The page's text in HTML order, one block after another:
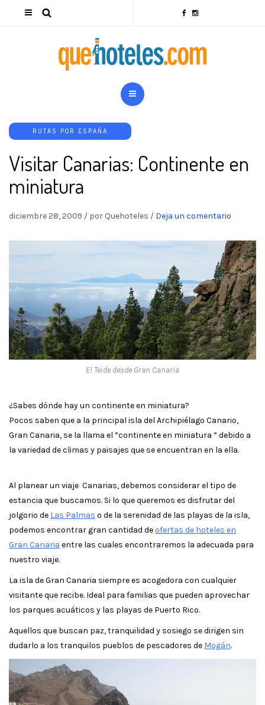
RUTAS POR ESPAÑA
Visitar Canarias: Continente en
miniatura
diciembre 28, 2009 / por Quehoteles / Deja un comentario
El Teide desde Gran Canaria
¿Sabes dónde hay un continente en miniatura?
Pocos saben que a la principal isla del Archipiélago Canario,
Gran Canaria, se la llama el ”continente en miniatura ” debido a
la variedad de climas y paisajes que se encuentran en la ella.
Al planear un viaje Canarias, debemos considerar el tipo de
estancia que buscamos. Si lo que queremos es disfrutar del
jolgorio de Las Palmas o de la serenidad de las playas de la isla,
podemos encontrar gran cantidad deofertas de hoteles en
Gran Canaria entre las cuales encontraremos la adecuada para
nuestro viaje.
La isla de Gran Canaria siempre es acogedora con cualquier
visitante que recibe. Ideal para familias que pueden aprovechar
los parques acuáticos y las playas de Puerto Rico.
Aquellos que buscan paz, tranquilidad y sosiego se dirigen sin
dudarlo a los tranquilos pueblos de pescadores de Mogán.